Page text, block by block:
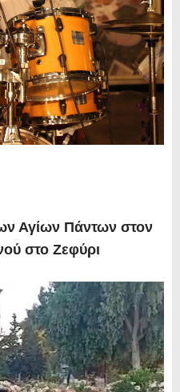
Αγίων Πάντων στον
στο Ζεφύρι